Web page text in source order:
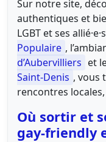
Sur notre site,
authentiques et
LGBT et ses
Populaire ,
d’Aubervilliers et
Saint-Denis , vous
rencontres
Où sortir et
gay-friendly